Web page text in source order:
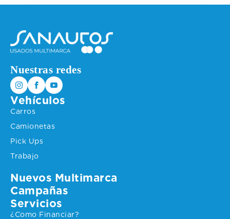
Nuestras redes
Vehículos
Carros
Camionetas
Pick Ups
Trabajo
Nuevos Multimarca
Campañas
Servicios
¿Como Financiar?